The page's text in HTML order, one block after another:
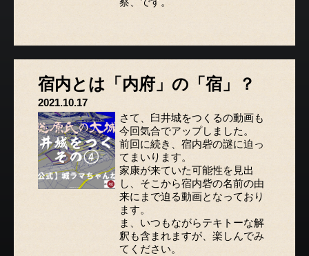
宿内とは「内府」の「宿」？
2021.10.17
さて、臼井城をつくるの動画も
今回気合でアップしました。
前回に続き、宿内砦の謎に迫っ
てまいります。
家康が来ていた可能性を見出
し、そこから宿内砦の名前の由
来にまで迫る動画となっており
ます。
ま、いつもながらテキトーな解
釈も含まれますが、楽しんでみ
てください。